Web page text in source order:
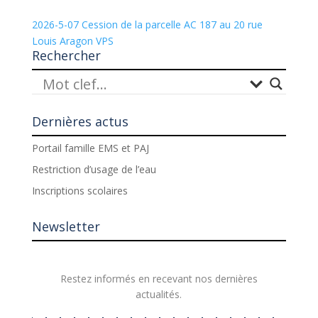
2026-5-07 Cession de la parcelle AC 187 au 20 rue
Louis Aragon VPS
Rechercher
Dernières actus
Portail famille EMS et PAJ
Restriction d’usage de l’eau
Inscriptions scolaires
Newsletter
Restez informés en recevant nos dernières
actualités.